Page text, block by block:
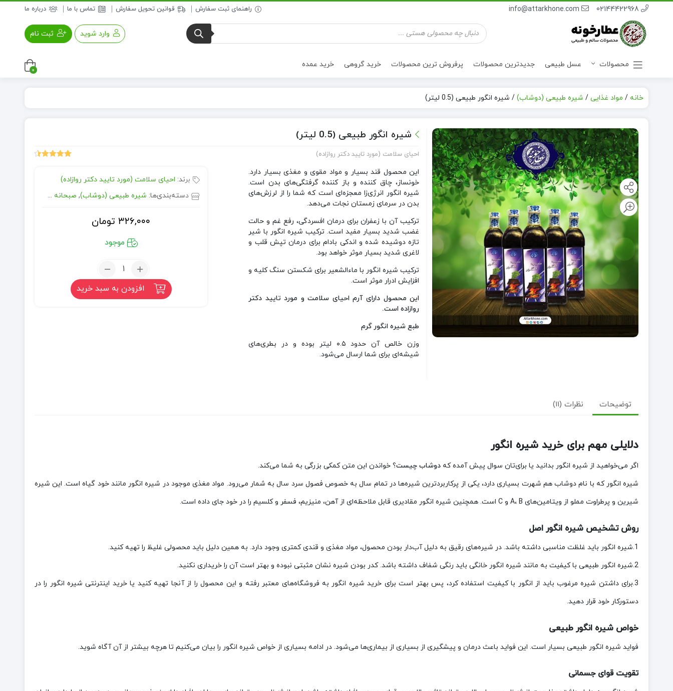
راهنمای ثبت سفارش قوانین تحویل سفارش تماس با ما درباره ما 02144422968
info@attarkhone.com
جستجوی
محصولات وارد شوید ثبت نام
محصولات
نوشیدنی ها
عسل طبیعی جدیدترین محصولات پرفروش ترین محصولات خرید گروهی خرید عمده
0
خانه / مواد غذایی/ شیره طبیعی (دوشاب)/ شیره انگور طبیعی (0.5 لیتر)
شیره انگور طبیعی (0.5 لیتر)
احیای سلامت (مورد تایید دکتر روازاده)
در
مشتری
این محصول قند بسیار و مواد مقوی و مغذی بسیار دارد.
خونساز، چاق کننده و باز کننده گرفتگی‌های بدن است.
شیره انگور انرژی‌زا معجزه‌ای است که شما را از لرزش‌های
بدن در سرمای زمستان نجات می‌دهد.
ترکیب آن با زعفران برای درمان افسردگی، رفع غم و حالت
غضب شدید بسیار مفید است. ترکیب شیره انگور با شیر
تازه دوشیده شده و اندکی بادام برای درمان تپش قلب و
لاغری شدید بسیار موثر خواهد بود.
ترکیب شیره انگور با ماءالشعیر برای شکستن سنگ کلیه و
افزایش ادرار موثر است.
این محصول دارای آرم احیای سلامت و مورد تایید دکتر
روازاده است.
طبع شیره انگور گرم
وزن خالص آن حدود ٠.۵ لیتر بوده و در بطری‌های
شیشه‌ای برای شما ارسال می‌شود.
برند: احیای سلامت (مورد تایید دکتر روازاده)
دسته‌بندی‌ها: شیره طبیعی (دوشاب), صبحانه و چاشت
۳۲۶,۰۰۰ تومان
موجود
تعداد:
شیره
انگور
طبیعی
افزودن به سبد خرید
توضیحات نظرات (11)
دلایلی مهم برای خرید شیره انگور
اگر می‌خواهید از شیره انگور بدانید یا برای‌تان سوال پیش آمده که دوشاب چیست؟ خواندن این متن کمکی بزرگی به شما می‌کند.
شیره انگور که با نام دوشاب هم شهرت بسیاری دارد، یکی از پرکاربردترین شیره‌ها در تمام سال به خصوص فصول سرد سال به شمار می‌رود. مواد مغذی موجود در شیره انگور مانند خود گیاه است. این شیره
شیرین و پرطراوت مملو از ویتامین‌های A، B و C است. همچنین شیره انگور مقادیری قابل ملاحظه‌ای از آهن، منیزیم، فسفر و کلسیم را در خود جای داده است.
روش تشخیص شیره انگور اصل
1.شیره انگور باید غلظت مناسبی داشته باشد. در شیره‌های رقیق به دلیل آب‌دار بودن محصول، مواد مغذی و قندی کمتری وجود دارد. به همین دلیل باید محصولی غلیظ را تهیه کنید.
2.شیره انگور طبیعی با کیفیت به مانند شیره انگور خانگی باید رنگی شفاف داشته باشد. کدر بودن شیره نشان مثبتی نبوده و بهتر است آن را خریداری نکنید.
3.برای داشتن شیره مرغوب باید از انگور با کیفیت استفاده کرد، پس بهتر است برای خرید شیره انگور به فروشگاه‌های معتبر رفته و این محصول را از آنجا تهیه کنید یا خرید اینترنتی شیره انگور را در
دستورکار خود قرار دهید.
خواص شیره انگور طبیعی
فواید شیره انگور طبیعی بسیار است. این فواید باعث درمان و پیشگیری از بسیاری از بیماری‌ها می‌شود. در ادامه بسیاری از خواص شیره انگور را بیان می‌کنیم تا هرچه بیشتر از آن آگاه شوید.
تقویت قوای جسمانی